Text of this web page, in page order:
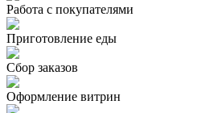
Работа с покупателями
Приготовление еды
Сбор заказов
Оформление витрин